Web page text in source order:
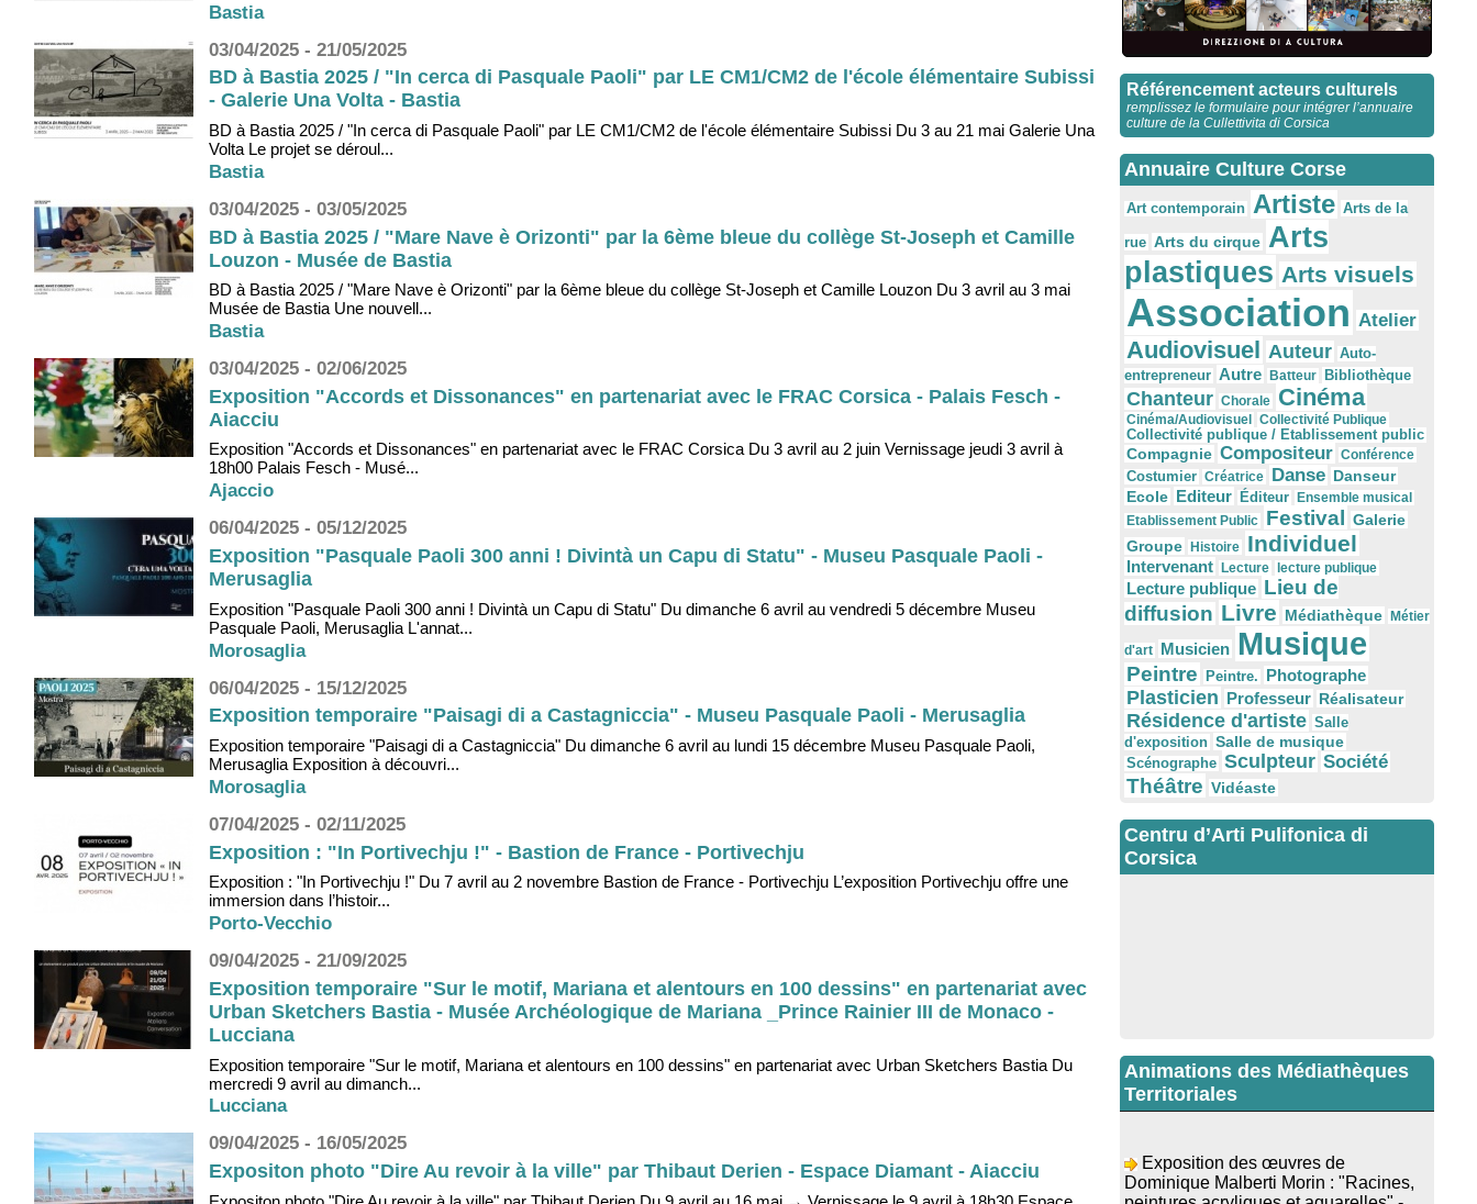
Bastia
03/04/2025 - 21/05/2025
BD à Bastia 2025 / "In cerca di Pasquale Paoli" par LE CM1/CM2 de l'école élémentaire Subissi
- Galerie Una Volta - Bastia
BD à Bastia 2025 / "In cerca di Pasquale Paoli" par LE CM1/CM2 de l'école élémentaire Subissi Du 3 au 21 mai Galerie Una
Volta Le projet se déroul...
Bastia
03/04/2025 - 03/05/2025
BD à Bastia 2025 / "Mare Nave è Orizonti" par la 6ème bleue du collège St-Joseph et Camille
Louzon - Musée de Bastia
BD à Bastia 2025 / "Mare Nave è Orizonti" par la 6ème bleue du collège St-Joseph et Camille Louzon Du 3 avril au 3 mai
Musée de Bastia Une nouvell...
Bastia
03/04/2025 - 02/06/2025
Exposition "Accords et Dissonances" en partenariat avec le FRAC Corsica - Palais Fesch -
Aiacciu
Exposition "Accords et Dissonances" en partenariat avec le FRAC Corsica Du 3 avril au 2 juin Vernissage jeudi 3 avril à
18h00 Palais Fesch - Musé...
Ajaccio
06/04/2025 - 05/12/2025
Exposition "Pasquale Paoli 300 anni ! Divintà un Capu di Statu" - Museu Pasquale Paoli -
Merusaglia
Exposition "Pasquale Paoli 300 anni ! Divintà un Capu di Statu" Du dimanche 6 avril au vendredi 5 décembre Museu
Pasquale Paoli, Merusaglia L'annat...
Morosaglia
06/04/2025 - 15/12/2025
Exposition temporaire "Paisagi di a Castagniccia" - Museu Pasquale Paoli - Merusaglia
Exposition temporaire "Paisagi di a Castagniccia" Du dimanche 6 avril au lundi 15 décembre Museu Pasquale Paoli,
Merusaglia Exposition à découvri...
Morosaglia
07/04/2025 - 02/11/2025
Exposition : "In Portivechju !" - Bastion de France - Portivechju
Exposition : "In Portivechju !" Du 7 avril au 2 novembre Bastion de France - Portivechju L’exposition Portivechju offre une
immersion dans l’histoir...
Porto-Vecchio
09/04/2025 - 21/09/2025
Exposition temporaire "Sur le motif, Mariana et alentours en 100 dessins" en partenariat avec
Urban Sketchers Bastia - Musée Archéologique de Mariana _Prince Rainier III de Monaco -
Lucciana
Exposition temporaire "Sur le motif, Mariana et alentours en 100 dessins" en partenariat avec Urban Sketchers Bastia Du
mercredi 9 avril au dimanch...
Lucciana
09/04/2025 - 16/05/2025
Expositon photo "Dire Au revoir à la ville" par Thibaut Derien - Espace Diamant - Aiacciu
Référencement acteurs culturels
remplissez le formulaire pour intégrer l’annuaire
culture de la Cullettivita di Corsica
Annuaire Culture Corse
Art contemporain Artiste Arts de la
rue Arts du cirque Arts
plastiques Arts visuels
Association Atelier
Audiovisuel Auteur Auto-
entrepreneur Autre Batteur Bibliothèque
Chanteur Chorale Cinéma
Cinéma/Audiovisuel
Collectivité Publique
Collectivité publique / Etablissement public
Compagnie Compositeur Conférence
Costumier Créatrice Danse Danseur
Ecole Editeur Éditeur
Ensemble musical
Etablissement Public Festival Galerie
Groupe
Histoire Individuel
Intervenant Lecture lecture publique
Lecture publique Lieu de
diffusion Livre Médiathèque Métier
d'art Musicien Musique
Peintre Peintre. Photographe
Plasticien Professeur Réalisateur
Résidence d'artiste Salle
d'exposition Salle de musique
Scénographe Sculpteur Société
Théâtre Vidéaste
Centru d’Arti Pulifonica di
Corsica
Animations des Médiathèques
Territoriales
Dominique Malberti Morin : "Racines,
peintures acryliques et aquarelles" -